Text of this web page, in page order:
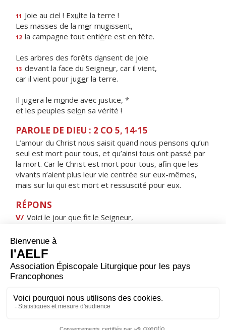
11 Joie au ciel ! Exulte la terre !
Les masses de la mer mugissent,
12 la campagne tout entière est en fête.
Les arbres des forêts dansent de joie
13 devant la face du Seigneur, car il vient,
car il vient pour juger la terre.
Il jugera le monde avec justice, *
et les peuples selon sa vérité !
PAROLE DE DIEU : 2 CO 5, 14-15
L’amour du Christ nous saisit quand nous pensons qu’un
seul est mort pour tous, et qu’ainsi tous ont passé par
la mort. Car le Christ est mort pour tous, afin que les
vivants n’aient plus leur vie centrée sur eux-mêmes,
mais sur lui qui est mort et ressuscité pour eux.
RÉPONS
V/ Voici le jour que fit le Seigneur,
ORAISON
Dieu qui donnes sans cesse ta grâce pour augmenter le
nombre de tes enfants, veille sur ceux que tu viens
d’agréger à ton peuple ; ils ont pris naissance dans le
Christ, pour se présenter à la table de ses noces. Lui